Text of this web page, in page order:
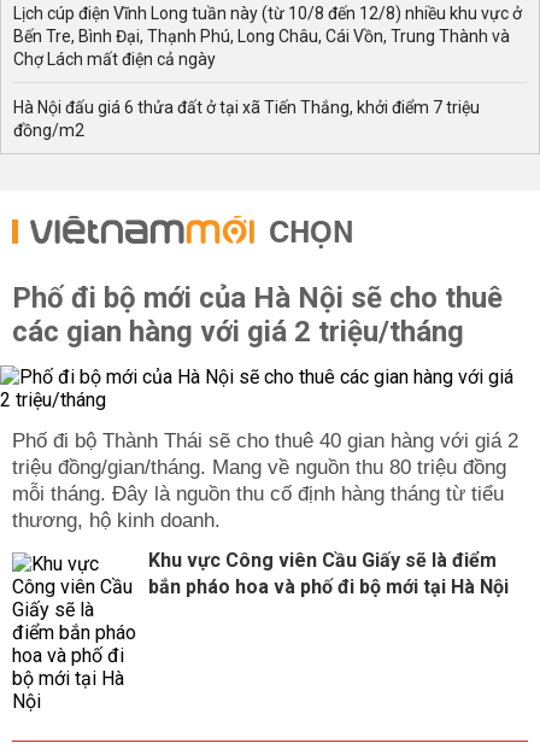
Lịch cúp điện Vĩnh Long tuần này (từ 10/8 đến 12/8) nhiều khu vực ở
Bến Tre, Bình Đại, Thạnh Phú, Long Châu, Cái Vồn, Trung Thành và
Chợ Lách mất điện cả ngày
Hà Nội đấu giá 6 thửa đất ở tại xã Tiến Thắng, khởi điểm 7 triệu
đồng/m2
CHỌN
Phố đi bộ mới của Hà Nội sẽ cho thuê
các gian hàng với giá 2 triệu/tháng
Phố đi bộ Thành Thái sẽ cho thuê 40 gian hàng với giá 2
triệu đồng/gian/tháng. Mang về nguồn thu 80 triệu đồng
mỗi tháng. Đây là nguồn thu cố định hàng tháng từ tiểu
thương, hộ kinh doanh.
Khu vực Công viên Cầu Giấy sẽ là điểm
bắn pháo hoa và phố đi bộ mới tại Hà Nội